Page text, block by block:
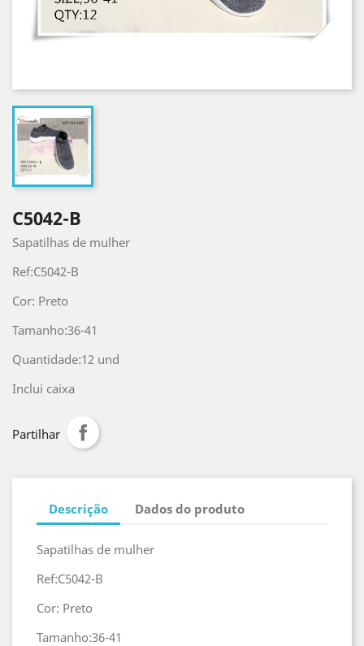
C5042-B
Sapatilhas de mulher
Ref:C5042-B
Cor: Preto
Tamanho:36-41
Quantidade:12 und
Inclui caixa
Partilhar
Descrição Dados do produto
Sapatilhas de mulher
Ref:C5042-B
Cor: Preto
Tamanho:36-41